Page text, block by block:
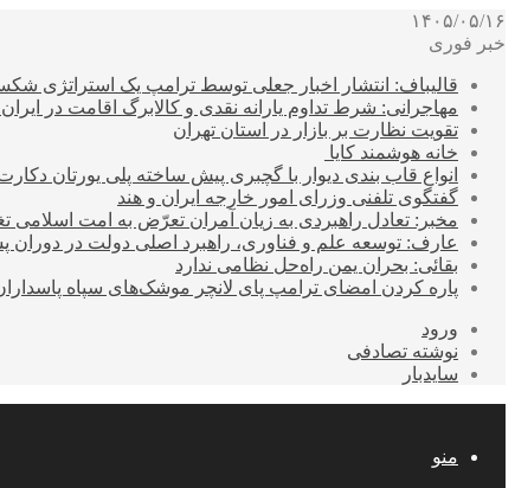
۱۴۰۵/۰۵/۱۶
خبر فوری
قالیباف: انتشار اخبار جعلی توسط ترامپ یک استراتژی
مهاجرانی: شرط تداوم یارانه نقدی و کالابرگ اقامت در
تقویت نظارت بر بازار در استان تهران
خانه هوشمند کایا
انواع قاب بندی دیوار با گچبری پیش ساخته پلی یورتان
گفتگوی تلفنی وزرای امور خارجه ایران و هند
مخبر: تعادل راهبردی به زیان آمران تعرّض به امت اسلامی
عارف: توسعه علم و فناوری، راهبرد اصلی دولت در
بقائی: بحران یمن راه‌حل نظامی ندارد
پاره کردن امضای ترامپ پای لانچر موشک‌های سپاه
ورود
نوشته تصادفی
سایدبار
منو